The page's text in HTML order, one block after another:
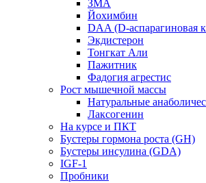
ЗМА
Йохимбин
DAA (D-аспарагиновая
Экдистерон
Тонгкат Али
Пажитник
Фадогия агрестис
Рост мышечной массы
Натуральные
Лаксогенин
На курсе и ПКТ
Бустеры гормона роста (GH)
Бустеры инсулина (GDA)
IGF-1
Пробники